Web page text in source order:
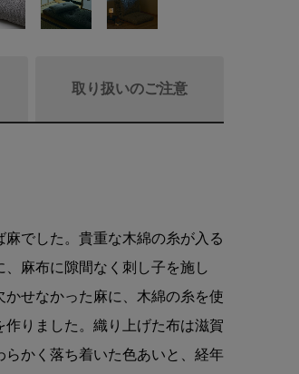
取り扱いのご注意
でした。貴重な木綿の糸が入る
麻布に隙間なく刺し子を施し
せなかった麻に、木綿の糸を使
りました。織り上げた布は滋賀
かく落ち着いた色あいと、経年